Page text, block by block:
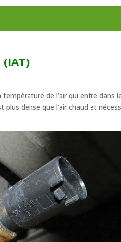
de l’air qui entre dans
dense que l’air chaud et